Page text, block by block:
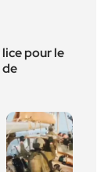
pour le